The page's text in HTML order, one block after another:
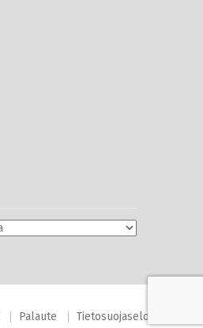
Palaute Tietosuojaseloste